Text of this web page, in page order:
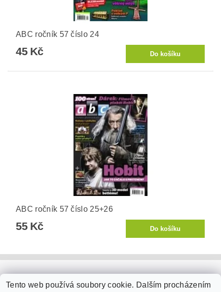
ABC ročník 57 číslo 24
45 Kč
ABC ročník 57 číslo 25+26
55 Kč
Tento web používá soubory cookie. Dalším procházením